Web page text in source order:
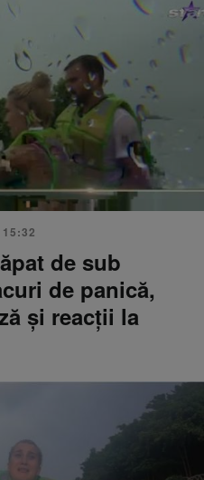
de sub
de panică,
şi reacţii la